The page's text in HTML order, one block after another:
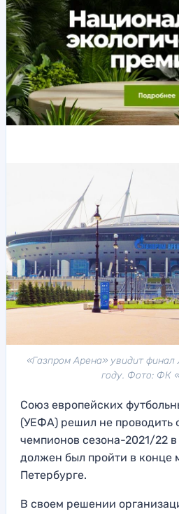
«Газпром Арена» увидит
году. Фото: ФК
Союз европейских
(УЕФА) решил не проводить
чемпионов сезона-2021/22
должен был пройти в конце
Петербурге.
В своем решении